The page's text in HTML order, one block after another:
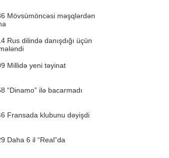
Mövsümöncəsi məşqlərdən
Rus dilində danışdığı üçün
Millidə yeni təyinat
“Dinamo” ilə bacarmadı
Fransada klubunu dəyişdi
Daha 6 il “Real”da